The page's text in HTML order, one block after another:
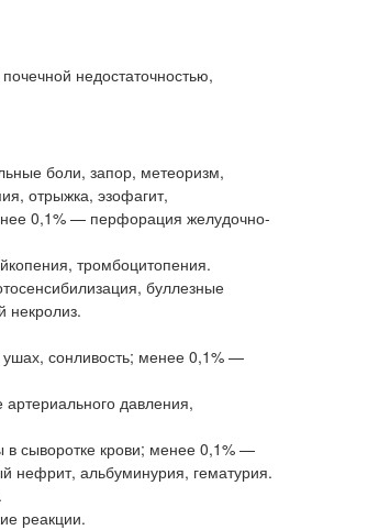
недостаточностью,
боли, запор, метеоризм,
отрыжка, эзофагит,
0,1% — перфорация желудочно-
тромбоцитопения.
буллезные
некролиз.
сонливость; менее 0,1% —
давления,
сыворотке крови; менее 0,1% —
нефрит, альбуминурия, гематурия.
реакции.